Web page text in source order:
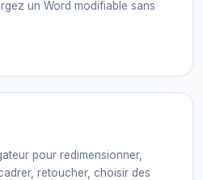
un Word modifiable sans
pour redimensionner,
retoucher, choisir des